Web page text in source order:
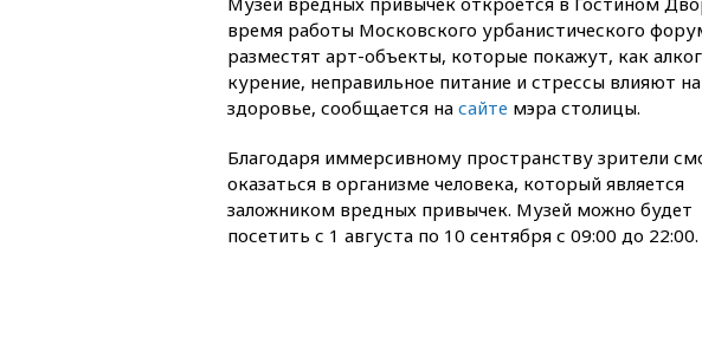
время работы Московского урбанистического
разместят арт-объекты, которые покажут, как
курение, неправильное питание и стрессы влияют
здоровье, сообщается на сайте мэра столицы.
Благодаря иммерсивному пространству зрители
оказаться в организме человека, который является
заложником вредных привычек. Музей можно будет
посетить с 1 августа по 10 сентября с 09:00 до 22:00.